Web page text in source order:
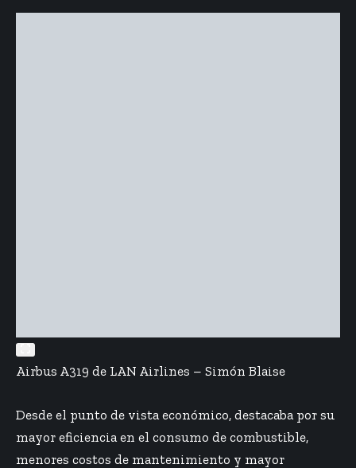
Airbus A319 de LAN Airlines – Simón Blaise
Desde el punto de vista económico, destacaba por su
mayor eficiencia en el consumo de combustible,
menores costos de mantenimiento y mayor